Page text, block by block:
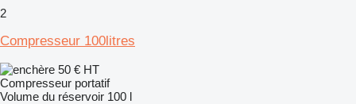
2
Compresseur 100litres
50 € HT
Compresseur portatif
Volume du réservoir 100 l